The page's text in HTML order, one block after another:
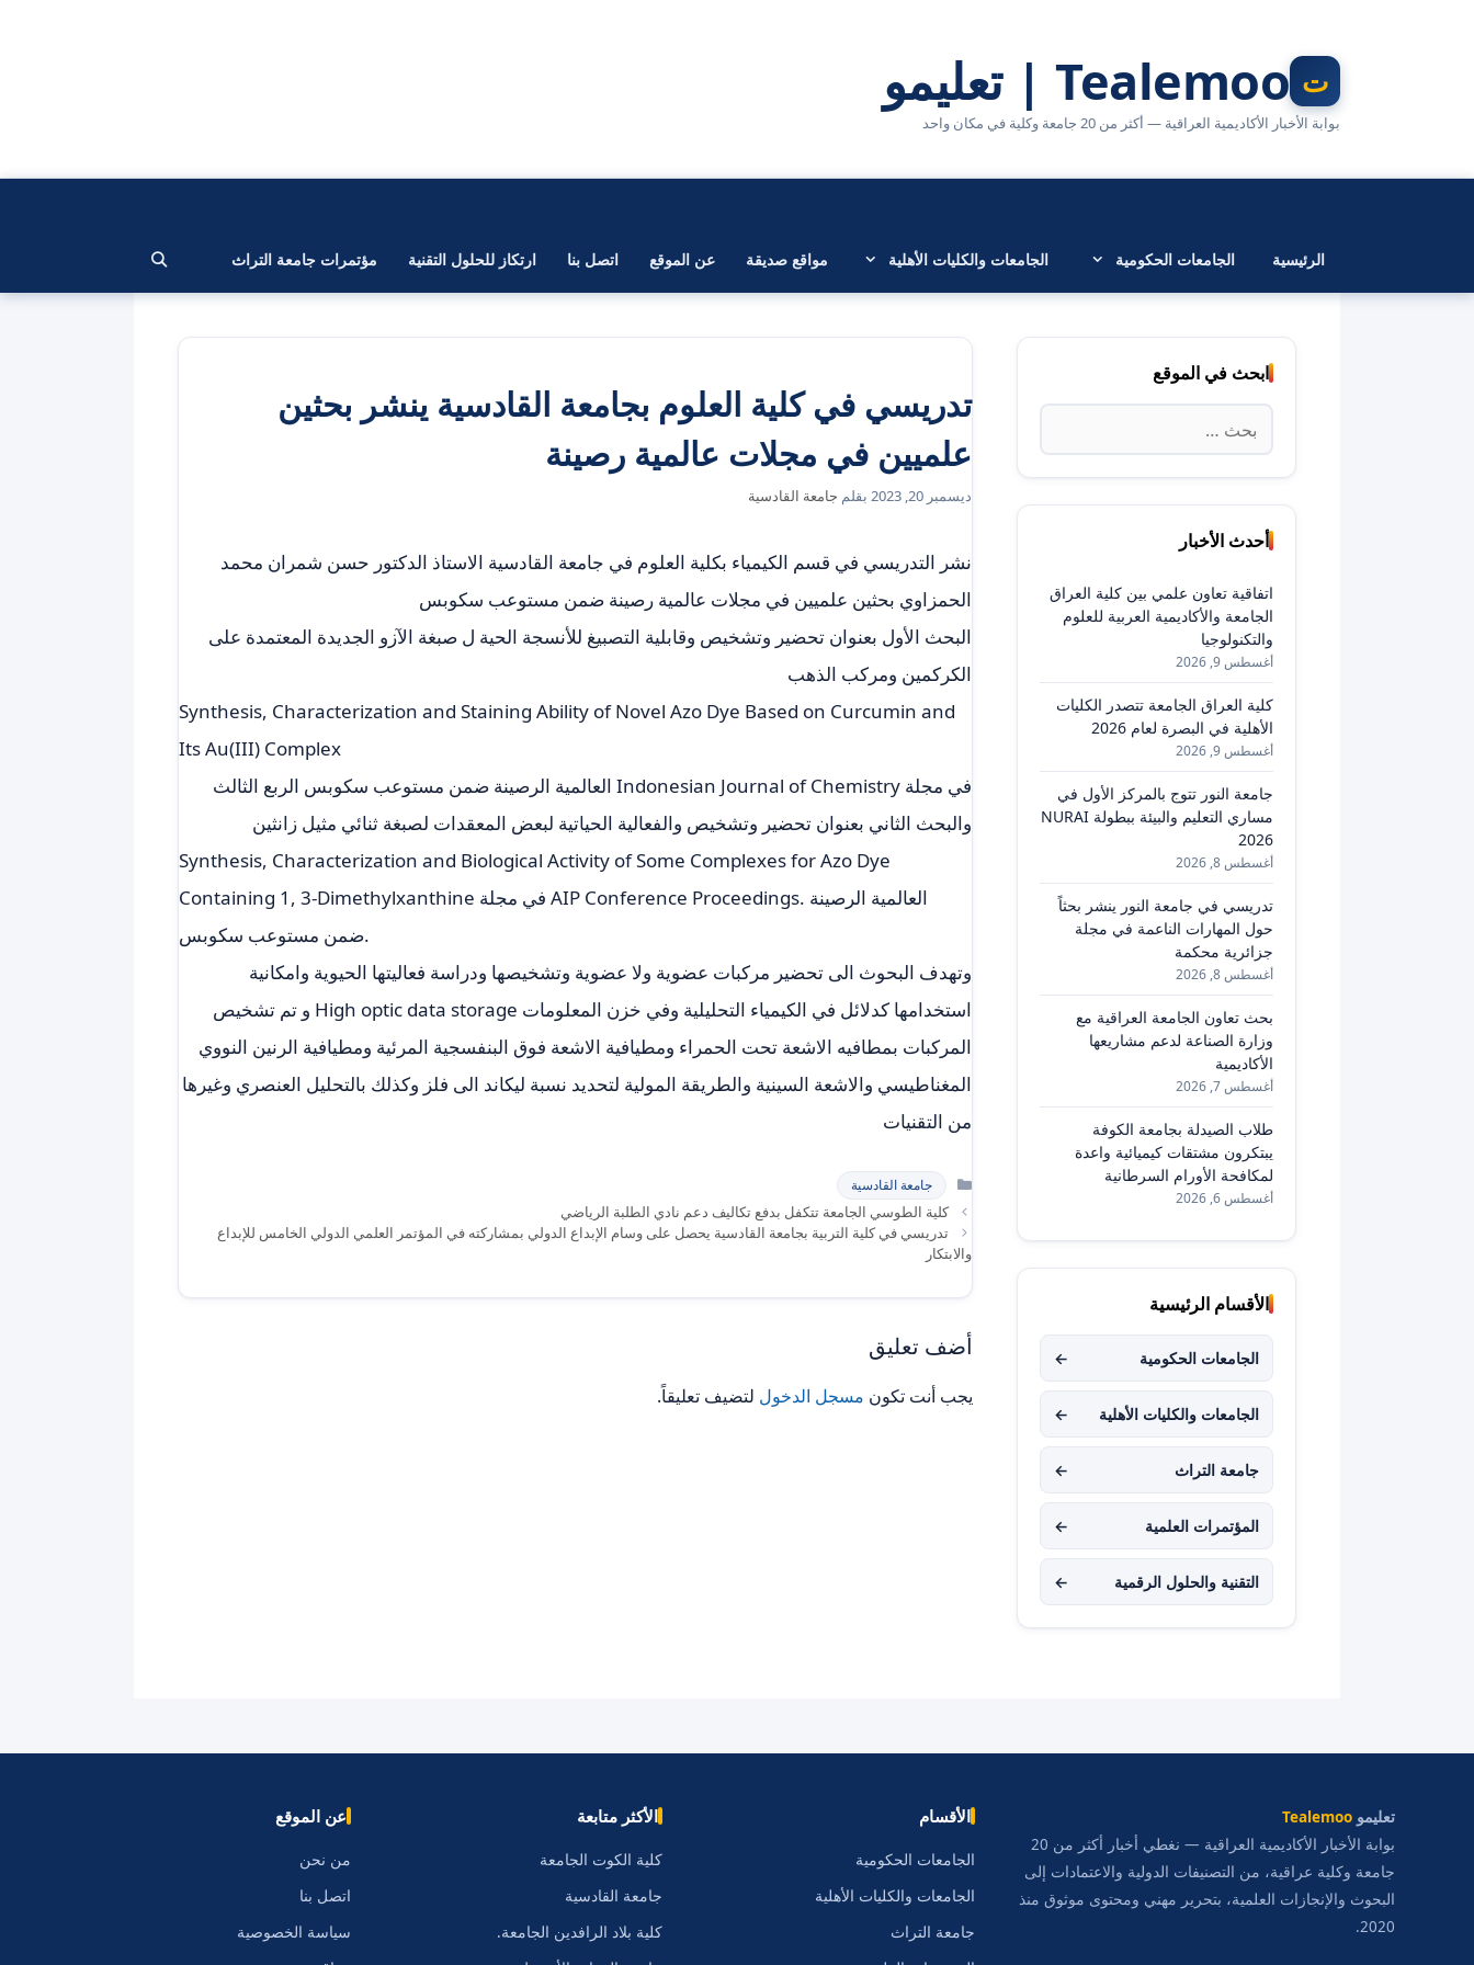
Tealemoo | تعليمو
بوابة الأخبار الأكاديمية العراقية — أكثر من 20 جامعة وكلية في مكان واحد
الرئيسية الجامعات الحكومية الجامعات والكليات الأهلية مواقع صديقة عن الموقع اتصل بنا ارتكاز للحلول التقنية مؤتمرات جامعة التراث
تدريسي في كلية العلوم بجامعة القادسية ينشر بحثين
علميين في مجلات عالمية رصينة
ديسمبر 20, 2023 بقلم جامعة القادسية
نشر التدريسي في قسم الكيمياء بكلية العلوم في جامعة القادسية الاستاذ الدكتور حسن شمران محمد
الحمزاوي بحثين علميين في مجلات عالمية رصينة ضمن مستوعب سكوبس
البحث الأول بعنوان تحضير وتشخيص وقابلية التصبيغ للأنسجة الحية ل صبغة الآزو الجديدة المعتمدة على
الكركمين ومركب الذهب
Synthesis, Characterization and Staining Ability of Novel Azo Dye Based on Curcumin and
Its Au(III) Complex
في مجلة Indonesian Journal of Chemistry العالمية الرصينة ضمن مستوعب سكوبس الربع الثالث
والبحث الثاني بعنوان تحضير وتشخيص والفعالية الحياتية لبعض المعقدات لصبغة ثنائي مثيل زانثين
Synthesis, Characterization and Biological Activity of Some Complexes for Azo Dye
Containing 1, 3-Dimethylxanthine في مجلة AIP Conference Proceedings. العالمية الرصينة
ضمن مستوعب سكوبس.
وتهدف البحوث الى تحضير مركبات عضوية ولا عضوية وتشخيصها ودراسة فعاليتها الحيوية وامكانية
استخدامها كدلائل في الكيمياء التحليلية وفي خزن المعلومات High optic data storage و تم تشخيص
المركبات بمطافيه الاشعة تحت الحمراء ومطيافية الاشعة فوق البنفسجية المرئية ومطيافية الرنين النووي
المغناطيسي والاشعة السينية والطريقة المولية لتحديد نسبة ليكاند الى فلز وكذلك بالتحليل العنصري وغيرها
من التقنيات
التصنيفات
جامعة القادسية
كلية الطوسي الجامعة تتكفل بدفع تكاليف دعم نادي الطلبة الرياضي
تدريسي في كلية التربية بجامعة القادسية يحصل على وسام الإبداع الدولي بمشاركته في المؤتمر العلمي الدولي الخامس للإبداع
والابتكار
أضف تعليق
يجب أنت تكون مسجل الدخول لتضيف تعليقاً.
ابحث في الموقع
البحث
عن:
أحدث الأخبار
اتفاقية تعاون علمي بين كلية العراق
الجامعة والأكاديمية العربية للعلوم
والتكنولوجيا
أغسطس 9, 2026
كلية العراق الجامعة تتصدر الكليات
الأهلية في البصرة لعام 2026
أغسطس 9, 2026
جامعة النور تتوج بالمركز الأول في
مساري التعليم والبيئة ببطولة NURAI
2026
أغسطس 8, 2026
تدريسي في جامعة النور ينشر بحثاً
حول المهارات الناعمة في مجلة
جزائرية محكمة
أغسطس 8, 2026
بحث تعاون الجامعة العراقية مع
وزارة الصناعة لدعم مشاريعها
الأكاديمية
أغسطس 7, 2026
طلاب الصيدلة بجامعة الكوفة
يبتكرون مشتقات كيميائية واعدة
لمكافحة الأورام السرطانية
أغسطس 6, 2026
الأقسام الرئيسية
الجامعات الحكومية ←
الجامعات والكليات الأهلية ←
جامعة التراث ←
المؤتمرات العلمية ←
التقنية والحلول الرقمية ←
تعليمو Tealemoo
بوابة الأخبار الأكاديمية العراقية — نغطي أخبار أكثر من 20
جامعة وكلية عراقية، من التصنيفات الدولية والاعتمادات إلى
البحوث والإنجازات العلمية، بتحرير مهني ومحتوى موثوق منذ
2020.
الأقسام
الجامعات الحكومية
الجامعات والكليات الأهلية
جامعة التراث
الأكثر متابعة
كلية الكوت الجامعة
جامعة القادسية
كلية بلاد الرافدين الجامعة.
عن الموقع
من نحن
اتصل بنا
سياسة الخصوصية